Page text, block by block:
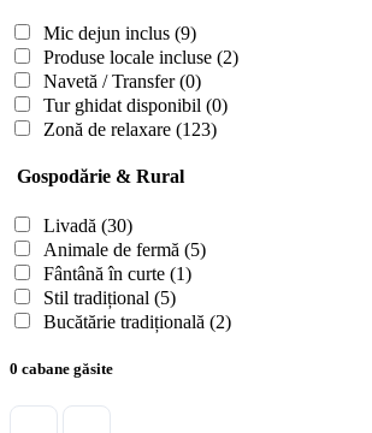
Mic dejun inclus (9)
Produse locale incluse (2)
Navetă / Transfer(0)
Tur ghidat disponibil (0)
Zonă de relaxare (123)
Gospodărie & Rural
Livadă (30)
Animale de fermă (5)
Fântână în curte (1)
Stil tradițional (5)
Bucătărie tradițională (2)
0 cabane găsite